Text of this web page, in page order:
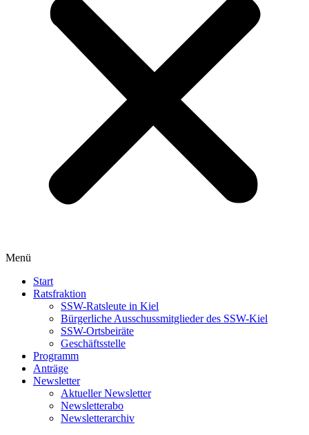
Menü
Start
Ratsfraktion
SSW-Ratsleute in Kiel
Bürgerliche Ausschussmitglieder des SSW-Kiel
SSW-Ortsbeiräte
Geschäftsstelle
Programm
Anträge
Newsletter
Aktueller Newsletter
Newsletterabo
Newsletterarchiv